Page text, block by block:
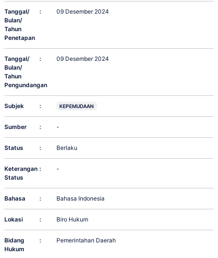
Tanggal/
Bulan/
Tahun
Penetapan
: 09 Desember 2024
Tanggal/
Bulan/
Tahun
Pengundangan
: 09 Desember 2024
Subjek : KEPEMUDAAN
Sumber : -
Status : Berlaku
Keterangan
Status
: -
Bahasa : Bahasa Indonesia
Lokasi : Biro Hukum
Bidang
Hukum
: Pemerintahan Daerah